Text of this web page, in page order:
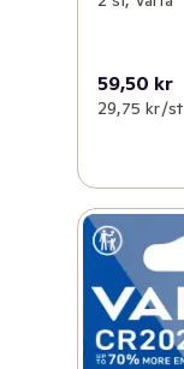
59,50 kr
29,75 kr /st